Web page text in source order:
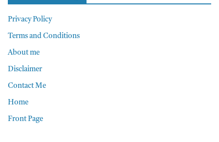
Privacy Policy
Terms and Conditions
About me
Disclaimer
Contact Me
Home
Front Page